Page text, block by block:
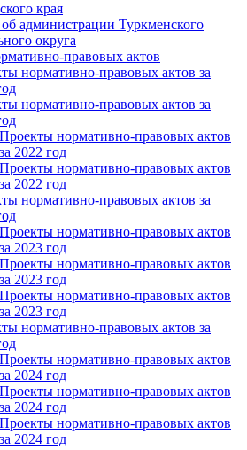
края
администрации Туркменского
округа
правовых актов
нормативно-правовых актов за
нормативно-правовых актов за
Проекты нормативно-правовых актов
за 2022 год
Проекты нормативно-правовых актов
за 2022 год
нормативно-правовых актов за
Проекты нормативно-правовых актов
за 2023 год
Проекты нормативно-правовых актов
за 2023 год
Проекты нормативно-правовых актов
за 2023 год
нормативно-правовых актов за
Проекты нормативно-правовых актов
за 2024 год
Проекты нормативно-правовых актов
за 2024 год
Проекты нормативно-правовых актов
за 2024 год